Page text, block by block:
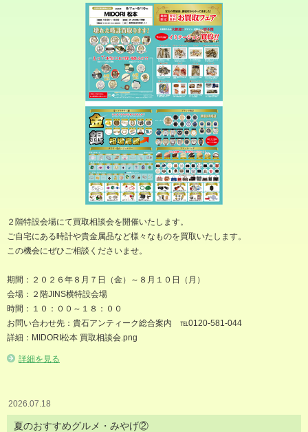
２階特設会場にて買取相談会を開催いたします。
ご自宅にある時計や貴金属品など様々なものを買取いたします。
この機会にぜひご相談くださいませ。
期間：２０２６年８月７日（金）～８月１０日（月）
会場：２階JINS横特設会場
時間：１０：００～１８：００
お問い合わせ先：貴石アンティーク総合案内 ℡0120-581-044
詳細：MIDORI松本 買取相談会.png
詳細を見る
2026.07.18
夏のおすすめグルメ・みやげ②